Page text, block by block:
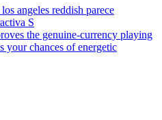
angeles reddish parece
S
the genuine-currency playing
your chances of energetic